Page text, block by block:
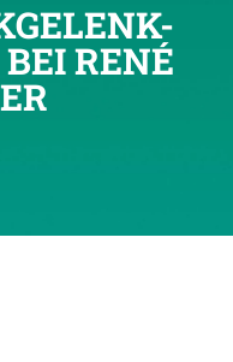
RENÉ